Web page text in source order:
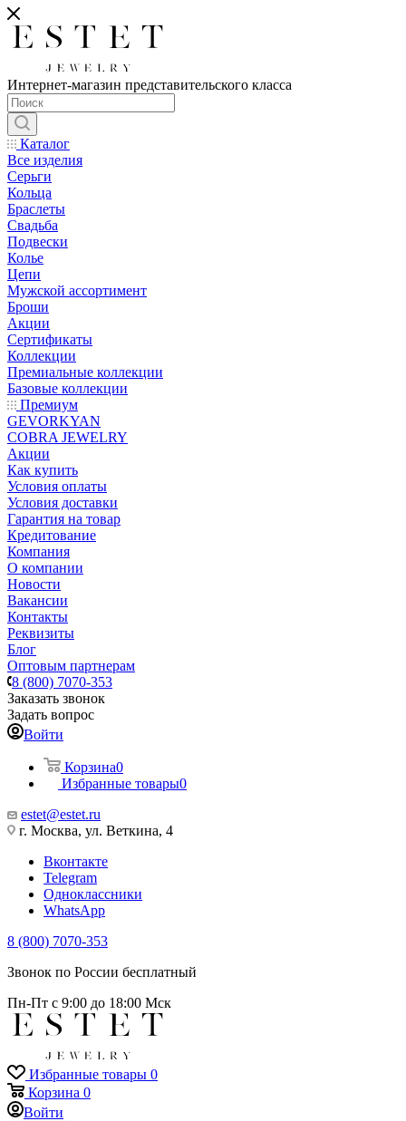
Интернет-магазин представительского класса
Каталог
Все изделия
Серьги
Кольца
Браслеты
Свадьба
Подвески
Колье
Цепи
Мужской ассортимент
Броши
Акции
Сертификаты
Коллекции
Премиальные коллекции
Базовые коллекции
Премиум
GEVORKYAN
COBRA JEWELRY
Акции
Как купить
Условия оплаты
Условия доставки
Гарантия на товар
Кредитование
Компания
О компании
Новости
Вакансии
Контакты
Реквизиты
Блог
Оптовым партнерам
8 (800) 7070-353
Заказать звонок
Задать вопрос
Войти
Корзина0
Избранные товары0
estet@estet.ru
г. Москва, ул. Веткина, 4
Вконтакте
Telegram
Одноклассники
WhatsApp
8 (800) 7070-353
Звонок по России бесплатный
Пн-Пт с 9:00 до 18:00 Мск
Избранные товары 0
Корзина 0
Войти